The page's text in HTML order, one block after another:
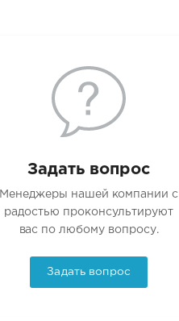
Задать вопрос
Менеджеры нашей компании с
радостью проконсультируют
вас по любому вопросу.
Задать вопрос